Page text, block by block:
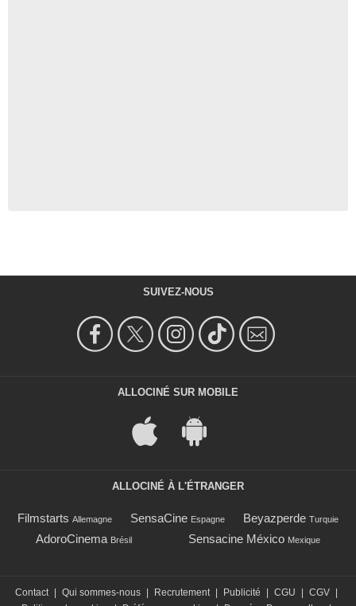
SUIVEZ-NOUS
ALLOCINÉ SUR MOBILE
ALLOCINÉ À L'ÉTRANGER
Filmstarts Allemagne SensaCine Espagne Beyazperde Turquie
AdoroCinema Brésil Sensacine México Mexique
Contact Qui sommes-nous Recrutement Publicité CGU CGV